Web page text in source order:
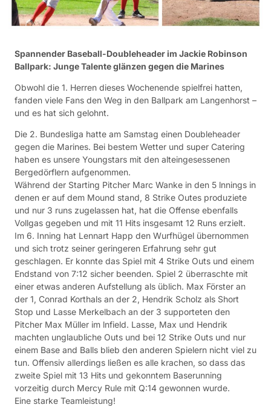
Spannender Baseball-Doubleheader im Jackie Robinson
Ballpark: Junge Talente glänzen gegen die Marines
Obwohl die 1. Herren dieses Wochenende spielfrei hatten,
fanden viele Fans den Weg in den Ballpark am Langenhorst –
und es hat sich gelohnt.
Die 2. Bundesliga hatte am Samstag einen Doubleheader
gegen die Marines. Bei bestem Wetter und super Catering
haben es unsere Youngstars mit den alteingesessenen
Bergedörflern aufgenommen.
Während der Starting Pitcher Marc Wanke in den 5 lnnings in
denen er auf dem Mound stand, 8 Strike Outes produziete
und nur 3 runs zugelassen hat, hat die Offense ebenfalls
Vollgas gegeben und mit 11 Hits insgesamt 12 Runs erzielt.
Im 6. Inning hat Lennart Happ den Wurfhügel übernommen
und sich trotz seiner geringeren Erfahrung sehr gut
geschlagen. Er konnte das Spiel mit 4 Strike Outs und einem
Endstand von 7:12 sicher beenden. Spiel 2 überraschte mit
einer etwas anderen Aufstellung als üblich. Max Förster an
der 1, Conrad Korthals an der 2, Hendrik Scholz als Short
Stop und Lasse Merkelbach an der 3 supporteten den
Pitcher Max Müller im lnfield. Lasse, Max und Hendrik
machten unglaubliche Outs und bei 12 Strike Outs und nur
einem Base and Balls blieb den anderen Spielern nicht viel zu
tun. Offensiv allerdings ließen es alle krachen, so dass das
zweite Spiel mit 13 Hits und gekonntem Baserunning
vorzeitig durch Mercy Rule mit Q:14 gewonnen wurde.
Eine starke Teamleistung!